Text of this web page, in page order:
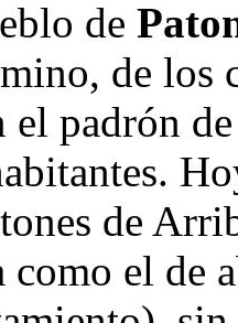
de
de los
el padrón
de
como el de